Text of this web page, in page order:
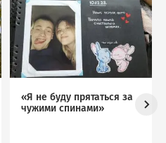
Image
«Я не буду прятаться за
чужими спинами»